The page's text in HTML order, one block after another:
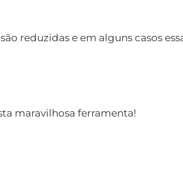
reduzidas e em alguns casos
maravilhosa ferramenta!